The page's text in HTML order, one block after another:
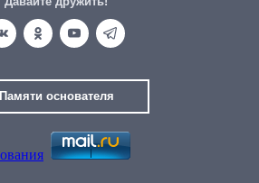
Памяти основателя